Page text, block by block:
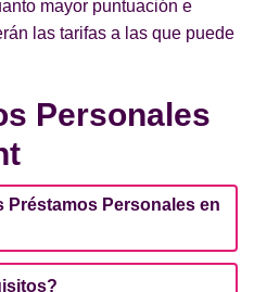
mayor puntuación e
las tarifas a las que puede
Personales
Personales en